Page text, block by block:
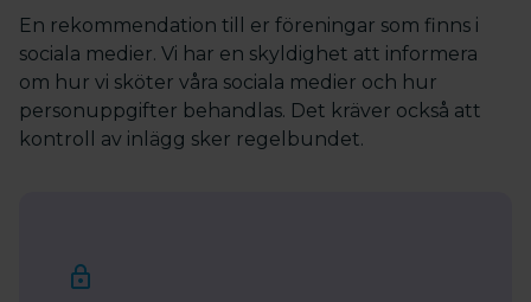
En rekommendation till er föreningar som finns i
sociala medier. Vi har en skyldighet att informera
om hur vi sköter våra sociala medier och hur
personuppgifter behandlas. Det kräver också att
kontroll av inlägg sker regelbundet.